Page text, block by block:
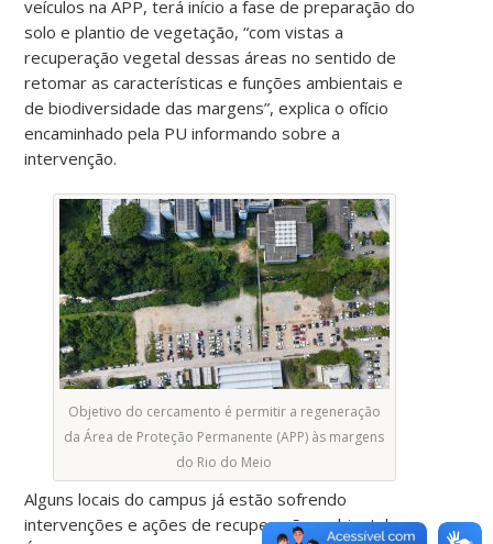
veículos na APP, terá início a fase de preparação do
solo e plantio de vegetação, “com vistas a
recuperação vegetal dessas áreas no sentido de
retomar as características e funções ambientais e
de biodiversidade das margens”, explica o ofício
encaminhado pela PU informando sobre a
intervenção.
Objetivo do cercamento é permitir a regeneração
da Área de Proteção Permanente (APP) às margens
do Rio do Meio
Alguns locais do campus já estão sofrendo
intervenções e ações de recuperação ambiental.